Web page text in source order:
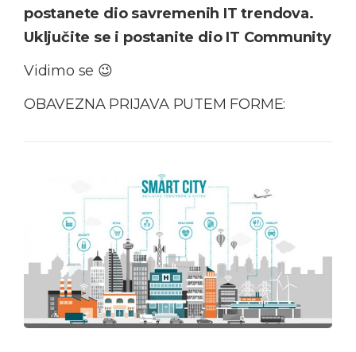
postanete dio savremenih IT trendova.
Uključite se i postanite dio IT Community
Vidimo se 😉
OBAVEZNA PRIJAVA PUTEM FORME: